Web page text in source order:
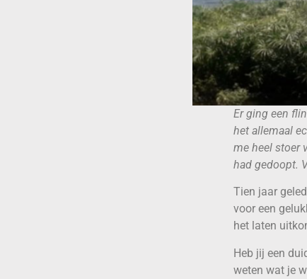
Er ging een
het allemaal
me heel stoer
had gedoopt.
Tien jaar
voor een
het laten
Heb jij een
weten wat je